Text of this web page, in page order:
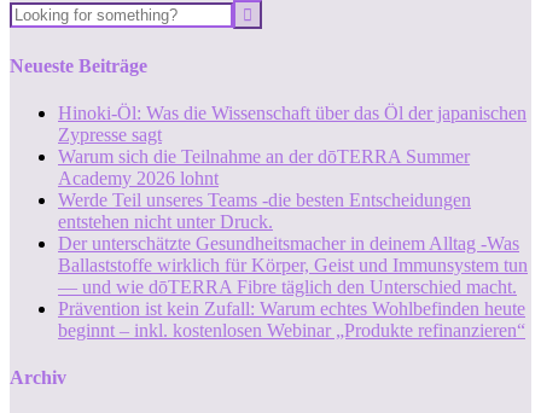
Neueste Beiträge
Hinoki-Öl: Was die Wissenschaft über das Öl der japanischen
Zypresse sagt
Warum sich die Teilnahme an der dōTERRA Summer
Academy 2026 lohnt
Werde Teil unseres Teams -die besten Entscheidungen
entstehen nicht unter Druck.
Der unterschätzte Gesundheitsmacher in deinem Alltag -Was
Ballaststoffe wirklich für Körper, Geist und Immunsystem tun
— und wie dōTERRA Fibre täglich den Unterschied macht.
Prävention ist kein Zufall: Warum echtes Wohlbefinden heute
beginnt – inkl. kostenlosen Webinar „Produkte refinanzieren“
Archiv